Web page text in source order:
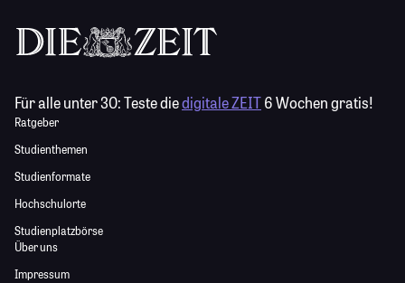
Für alle unter 30:Teste diedigitale ZEIT6 Wochen gratis!
Ratgeber
Studienthemen
Studienformate
Hochschulorte
Studienplatzbörse
Über uns
Impressum